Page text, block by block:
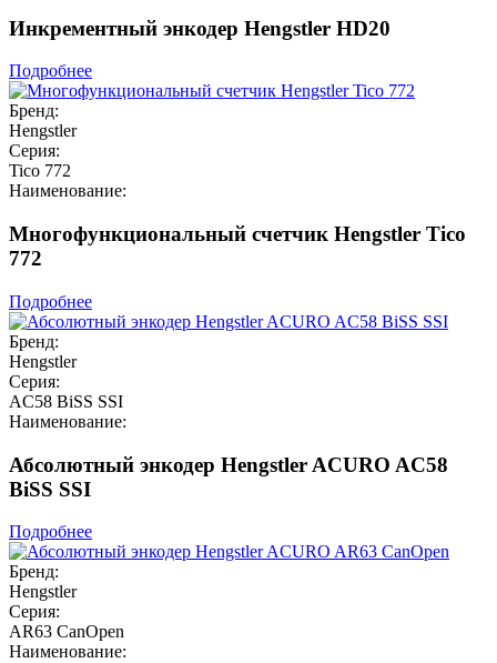
Инкрементный энкодер Hengstler HD20
Подробнее
Бренд:
Hengstler
Серия:
Tico 772
Наименование:
Многофункциональный счетчик Hengstler Tico
772
Подробнее
Бренд:
Hengstler
Серия:
AC58 BiSS SSI
Наименование:
Абсолютный энкодер Hengstler ACURO AC58
BiSS SSI
Подробнее
Бренд:
Hengstler
Серия:
AR63 CanOpen
Наименование: